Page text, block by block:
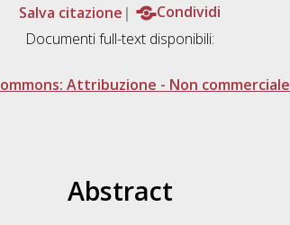
Salva citazione
Condividi
Documenti full-text disponibili:
Attribuzione - Non
Abstract